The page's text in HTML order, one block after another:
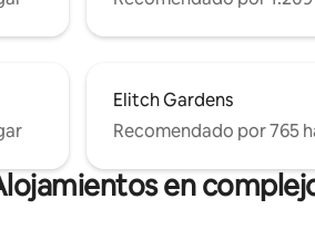
Elitch Gardens
Recomendado por 765
en